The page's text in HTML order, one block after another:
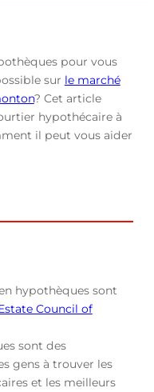
pour vous
sur le marché
? Cet article
hypothécaire à
il peut vous aider
hypothèques sont
Council of
sont des
gens à trouver les
et les meilleurs